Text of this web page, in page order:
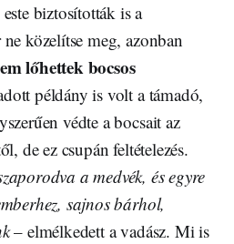
biztosították is a
közelítse meg, azonban
lőhettek bocsos
példány is volt a támadó,
védte a bocsait az
de ez csupán feltételezés.
a medvék, és egyre
sajnos bárhol,
– elmélkedett a vadász. Mi is